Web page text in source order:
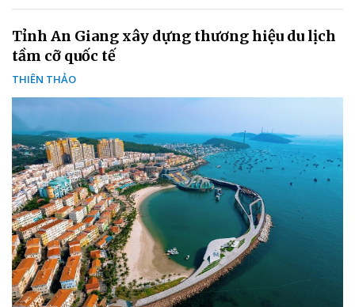
Tỉnh An Giang xây dựng thương hiệu du lịch
tầm cỡ quốc tế
THIÊN THẢO